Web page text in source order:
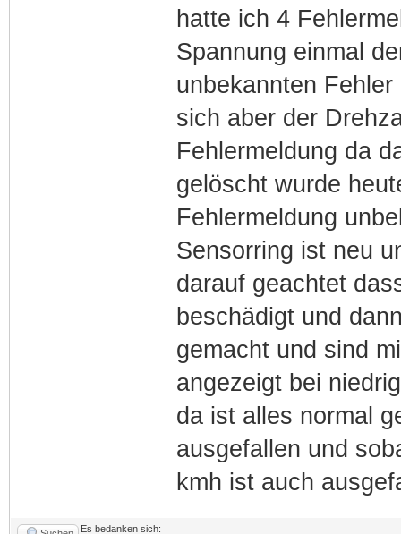
hatte ich 4
Spannung einmal
unbekannten
sich aber der
Fehlermeldung da
gelöscht wurde
Fehlermeldung
Sensorring ist neu
darauf geachtet
beschädigt und
gemacht und sind
angezeigt bei
da ist alles normal
ausgefallen und
kmh ist auch
Es bedanken sich: